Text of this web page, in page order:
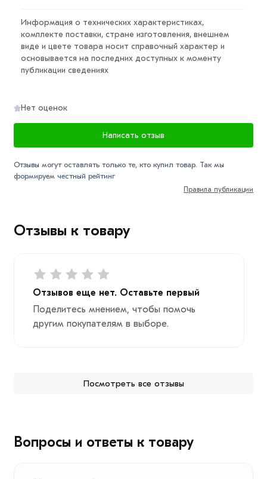
«Быстрый заказ». Также можете купить позвонив по
контактам указанным на сайте.
Условия доставки и цена на товар Труба
Наши профессиональные менеджеры обработают
заказ и свяжутся с Вами для согласования условий
Данний товар от производителя сертифицирован,
соответствует всем стандартам качества. Возврат
купленного товарa в течение 7 дней (наличие чека
Информация о технических характеристиках,
комплекте поставки, стране изготовления, внешнем
виде и цвете товара носит справочный характер и
основывается на последних доступных к моменту
публикации сведениях
Отзывы к товару
Отзывов еще нет. Оставьте первый
Поделитесь мнением, чтобы помочь
другим покупателям в выборе.
Посмотреть все отзывы
Нет оценок
Написать отзыв
Отзывы могут оставлять только те, кто купил товар. Так мы
формируем честный рейтинг
Правила публикации
Вопросы и ответы к товару